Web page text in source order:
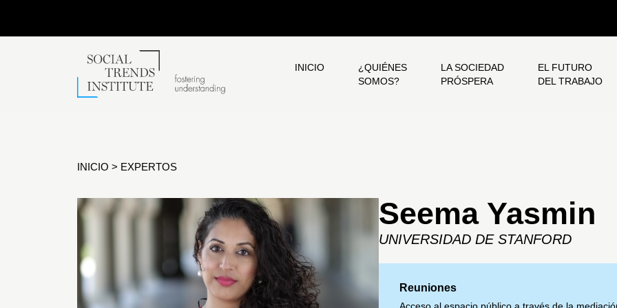
INICIO
¿QUIÉNES
SOMOS?
LA SOCIEDAD
PRÓSPERA
EL FUTURO
DEL TRABAJO
INICIO > EXPERTOS
Seema Yasmin
UNIVERSIDAD DE STANFORD
Reuniones